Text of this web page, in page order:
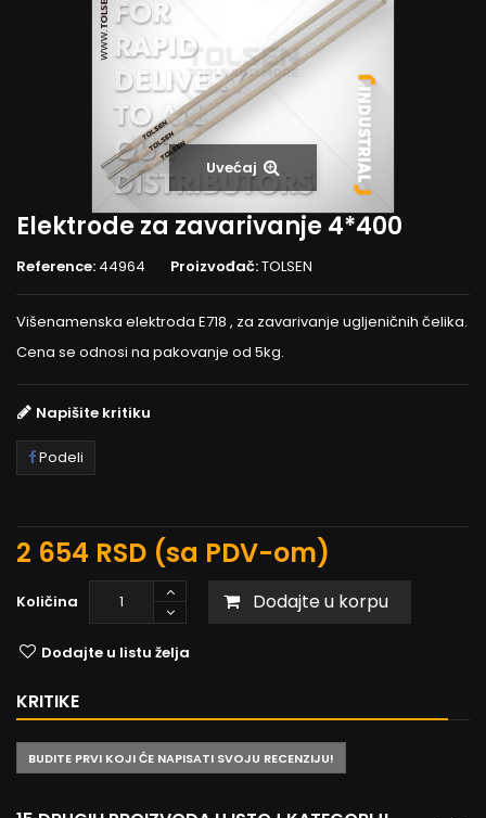
Uvećaj
Elektrode za zavarivanje 4*400
Reference: 44964 Proizvođač:TOLSEN
Višenamenska elektroda E718 , za zavarivanje ugljeničnih čelika.
Cena se odnosi na pakovanje od 5kg.
Napišite kritiku
Podeli
2 654 RSD (sa PDV-om)
Količina Dodajte u korpu
Dodajte u listu želja
KRITIKE
BUDITE PRVI KOJI ĆE NAPISATI SVOJU RECENZIJU!